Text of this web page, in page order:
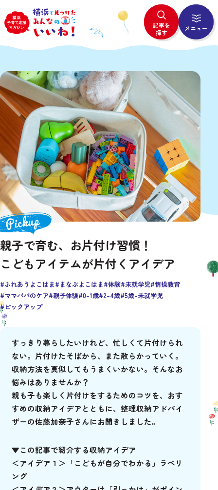
記事を
探す
メニュー
親子で育む、お片付け習慣！
こどもアイテムが片付くアイデア
#ふれあうよこはま#まなぶよこはま#体験#未就学児#情操教育
#ママパパのケア#親子体験#0-1歳#2-4歳#5歳-未就学児
#ピックアップ
すっきり暮らしたいけれど、忙しくて片付けられ
ない。片付けたそばから、また散らかっていく。
収納方法を真似してもうまくいかない。そんなお
悩みはありませんか？
親も子も楽しく片付けをするためのコツを、おす
すめの収納アイデアとともに、整理収納アドバイ
ザーの佐藤加奈子さんにお聞きしました。
▼この記事で紹介する収納アイデア
＜アイデア１＞「こどもが自分でわかる」ラベリ
ング
# All # ピックアップ # 新着記事
# サク読記事 # 子育てのヒント
# 市の取組 # Good days!
# All # 妊娠・出産 # 未就学児
# 小学生 # 中学生以上 # 0-1歳
# 2-4歳 # 5歳-未就学児
# All
# ママパパのケア # 体験 # 親子体験
# 親子でたのしむ
# ベイエリア # みなとみらい # マルシェ
Powered by
TOP
記事一覧
今月の新着記事
未就学児にピッタリ
市の取組
Good days! YOKOHAMA